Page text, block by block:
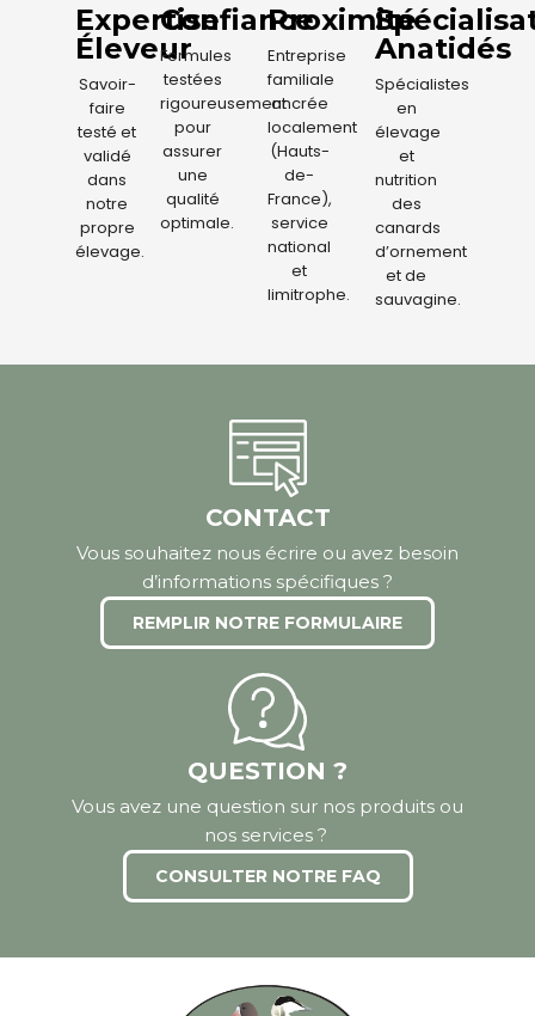
Expertise
Éleveur
Savoir-
faire
testé et
validé
dans
notre
propre
élevage.
Confiance
Formules
testées
rigoureusement
pour
assurer
une
qualité
optimale.
Proximité
Entreprise
familiale
ancrée
localement
(Hauts-
de-
France),
service
national
et
limitrophe.
Anatidés
Spécialistes
en
élevage
et
nutrition
des
canards
d’ornement
et de
sauvagine.
CONTACT
Vous souhaitez nous écrire ou avez besoin
d’informations spécifiques ?
REMPLIR NOTRE FORMULAIRE
QUESTION ?
Vous avez une question sur nos produits ou
nos services ?
CONSULTER NOTRE FAQ